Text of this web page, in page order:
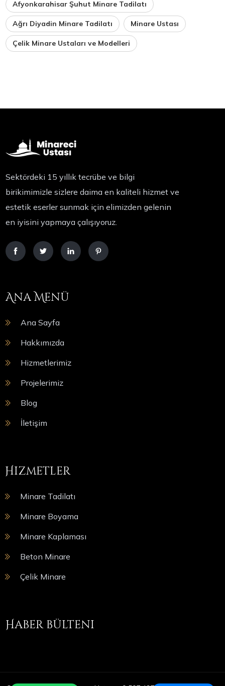
Afyonkarahisar Şuhut Minare Tadilatı
Ağrı Diyadin Minare Tadilatı Minare Ustası
Çelik Minare Ustaları ve Modelleri
Sektördeki 15 yıllık tecrübe ve bilgi
birikimimizle sizlere daima en kaliteli hizmet ve
estetik eserler sunmak için elimizden gelenin
en iyisini yapmaya çalışıyoruz.
Ana Menü
Ana Sayfa
Hakkımızda
Hizmetlerimiz
Projelerimiz
Blog
İletişim
Hizmetler
Minare Tadilatı
Minare Boyama
Minare Kaplaması
Beton Minare
Çelik Minare
Haber bülteni